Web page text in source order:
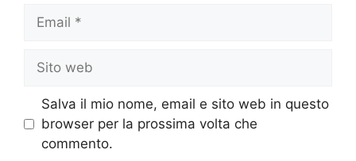
Email
Sito
web
Salva il mio nome, email e sito web in questo
browser per la prossima volta che
commento.